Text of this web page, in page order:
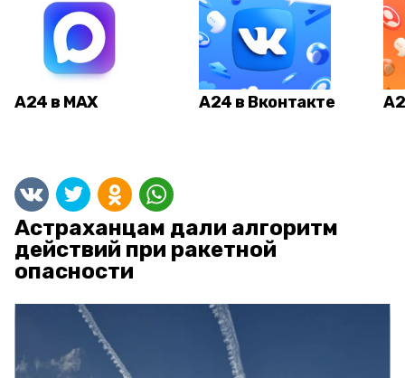
А24 в MAX А24 в Вконтакте
Астраханцам дали алгоритм
действий при ракетной
опасности